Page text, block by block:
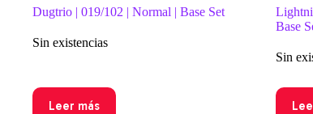
Dugtrio | 019/102 | Normal | Base Set
Sin existencias
Leer más
Base
Sin